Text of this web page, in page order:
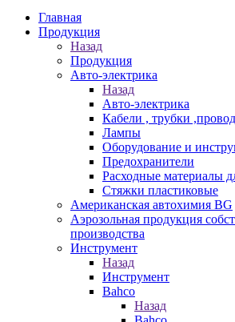
Главная
Продукция
Назад
Продукция
Авто-электрика
Назад
Авто-электрика
Кабели , трубки
Лампы
Оборудование и
Предохранители
Расходные материалы
Стяжки пластиковые
Американская автохимия BG
Аэрозольная продукция
производства
Инструмент
Назад
Инструмент
Bahco
Назад